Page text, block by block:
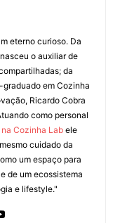
eterno curioso. Da
o auxiliar de
da
em Cozinha
Ricardo Cobra
como personal
na Cozinha Labele
cuidado da
um espaço para
de um ecossistema
e lifestyle."